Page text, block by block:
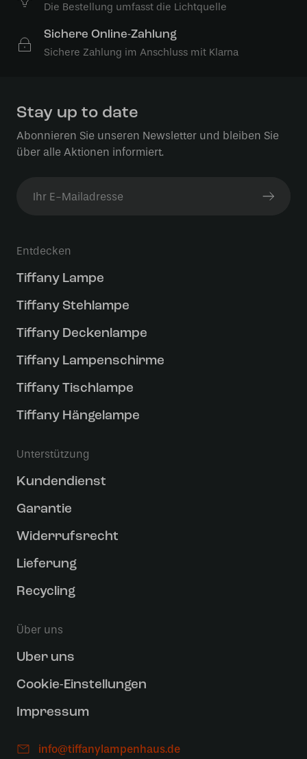
Die Bestellung umfasst die Lichtquelle
Sichere Online-Zahlung
Sichere Zahlung im Anschluss mit Klarna
Stay up to date
Abonnieren Sie unseren Newsletter und bleiben Sie
über alle Aktionen informiert.
Entdecken
Tiffany Lampe
Tiffany Stehlampe
Tiffany Deckenlampe
Tiffany Lampenschirme
Tiffany Tischlampe
Tiffany Hängelampe
Unterstützung
Kundendienst
Garantie
Widerrufsrecht
Lieferung
Recycling
Über uns
Uber uns
Cookie-Einstellungen
Impressum
info@tiffanylampenhaus.de